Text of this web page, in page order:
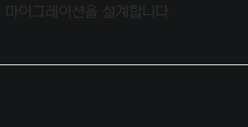
이그레이션을 설계합니다